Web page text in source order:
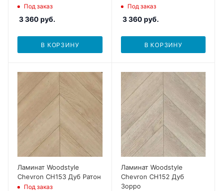
Под заказ
3 360 руб.
В КОРЗИНУ
Под заказ
3 360 руб.
В КОРЗИНУ
Ламинат Woodstyle
Chevron CH153 Дуб Ратон
Под заказ
Ламинат Woodstyle
Chevron CH152 Дуб
Зорро